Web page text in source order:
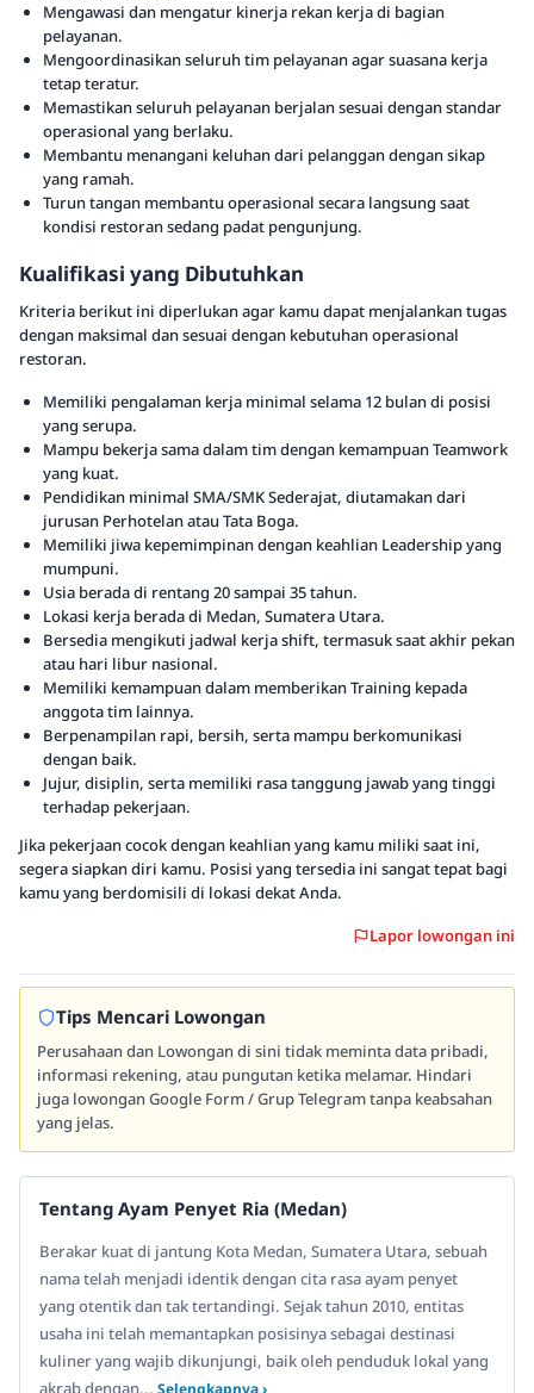
Mengawasi dan mengatur kinerja rekan kerja di bagian
pelayanan.
Mengoordinasikan seluruh tim pelayanan agar suasana kerja
tetap teratur.
Memastikan seluruh pelayanan berjalan sesuai dengan standar
operasional yang berlaku.
Membantu menangani keluhan dari pelanggan dengan sikap
yang ramah.
Turun tangan membantu operasional secara langsung saat
kondisi restoran sedang padat pengunjung.
Kualifikasi yang Dibutuhkan
Kriteria berikut ini diperlukan agar kamu dapat menjalankan tugas
dengan maksimal dan sesuai dengan kebutuhan operasional
restoran.
Memiliki pengalaman kerja minimal selama 12 bulan di posisi
yang serupa.
Mampu bekerja sama dalam tim dengan kemampuan Teamwork
yang kuat.
Pendidikan minimal SMA/SMK Sederajat, diutamakan dari
jurusan Perhotelan atau Tata Boga.
Memiliki jiwa kepemimpinan dengan keahlian Leadership yang
mumpuni.
Usia berada di rentang 20 sampai 35 tahun.
Lokasi kerja berada di Medan, Sumatera Utara.
Bersedia mengikuti jadwal kerja shift, termasuk saat akhir pekan
atau hari libur nasional.
Memiliki kemampuan dalam memberikan Training kepada
anggota tim lainnya.
Berpenampilan rapi, bersih, serta mampu berkomunikasi
dengan baik.
Jujur, disiplin, serta memiliki rasa tanggung jawab yang tinggi
terhadap pekerjaan.
Jika pekerjaan cocok dengan keahlian yang kamu miliki saat ini,
segera siapkan diri kamu. Posisi yang tersedia ini sangat tepat bagi
kamu yang berdomisili di lokasi dekat Anda.
Lapor lowongan ini
Tips Mencari Lowongan
Perusahaan dan Lowongan di sini tidak meminta data pribadi,
informasi rekening, atau pungutan ketika melamar. Hindari
juga lowongan Google Form / Grup Telegram tanpa keabsahan
yang jelas.
Tentang Ayam Penyet Ria (Medan)
Berakar kuat di jantung Kota Medan, Sumatera Utara, sebuah
nama telah menjadi identik dengan cita rasa ayam penyet
yang otentik dan tak tertandingi. Sejak tahun 2010, entitas
usaha ini telah memantapkan posisinya sebagai destinasi
kuliner yang wajib dikunjungi, baik oleh penduduk lokal yang
akrab dengan... Selengkapnya ›